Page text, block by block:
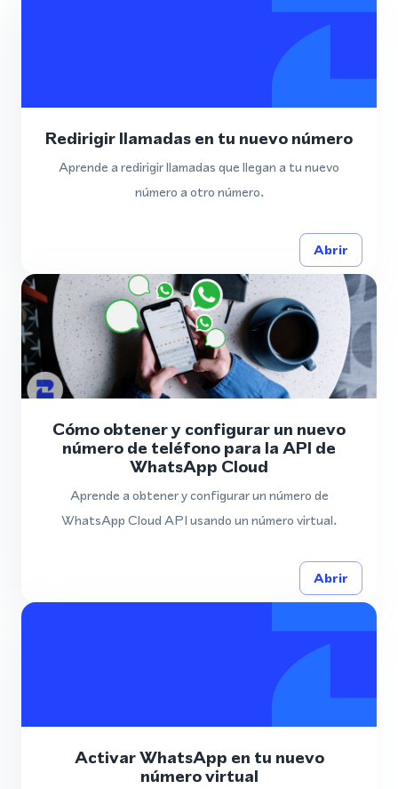
Redirigir llamadas en tu nuevo número
Aprende a redirigir llamadas que llegan a tu nuevo
número a otro número.
Abrir
Cómo obtener y configurar un nuevo
número de teléfono para la API de
WhatsApp Cloud
Aprende a obtener y configurar un número de
WhatsApp Cloud API usando un número virtual.
Abrir
Activar WhatsApp en tu nuevo
número virtual